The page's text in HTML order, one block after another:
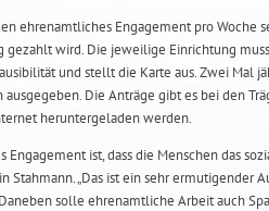
ehrenamtliches Engagement pro Woche
wird. Die jeweilige Einrichtung
und stellt die Karte aus. Zwei Mal
Die Anträge gibt es bei den
heruntergeladen werden.
ist, dass die Menschen das
Stahmann. „Das ist ein sehr ermutigender
solle ehrenamtliche Arbeit auch